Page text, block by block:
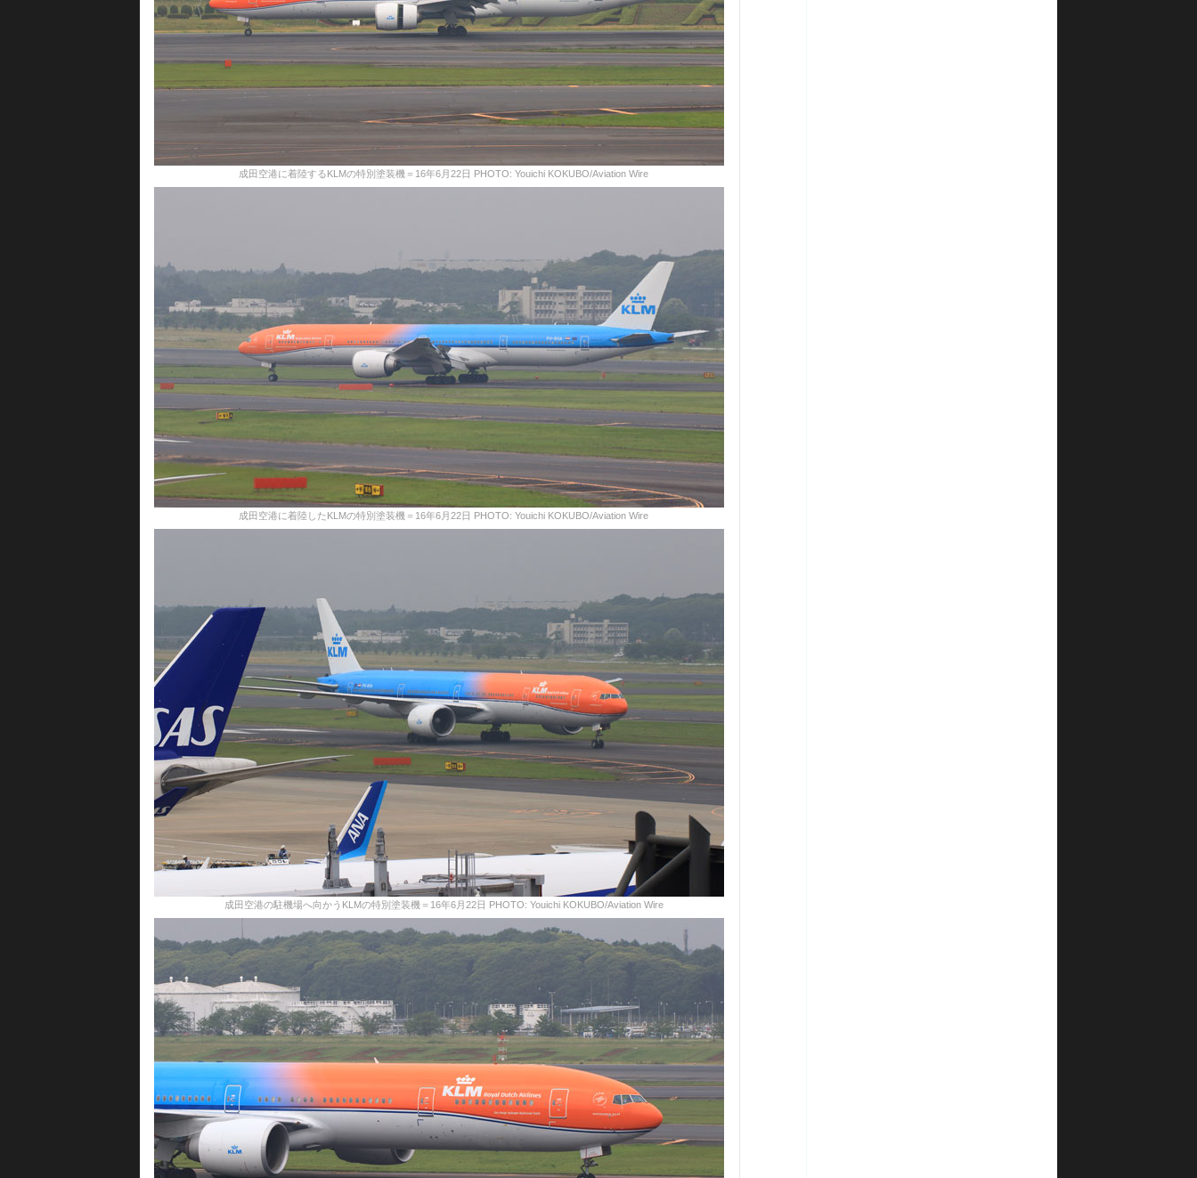
成田空港に着陸するKLMの特別塗装機＝16年6月22日 PHOTO: Youichi KOKUBO/Aviation Wire
成田空港に着陸したKLMの特別塗装機＝16年6月22日 PHOTO: Youichi KOKUBO/Aviation Wire
成田空港の駐機場へ向かうKLMの特別塗装機＝16年6月22日 PHOTO: Youichi KOKUBO/Aviation Wire